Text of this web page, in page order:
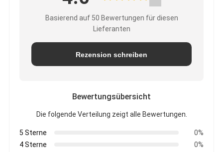
Basierend auf 50 Bewertungen für diesen
Lieferanten
Rezension schreiben
Bewertungsübersicht
Die folgende Verteilung zeigt alle Bewertungen.
5 Sterne
0%
4 Sterne
0%